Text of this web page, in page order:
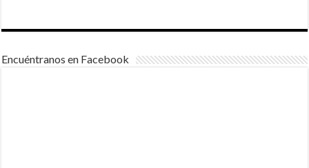
Encuéntranos en Facebook